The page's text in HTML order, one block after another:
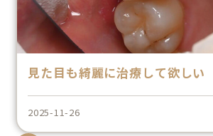
OTHER
お知らせ
医療費控除
プライバシーポリシー
アクセシビリティ方針
見た目も綺麗に治療して欲しい
2025-11-26